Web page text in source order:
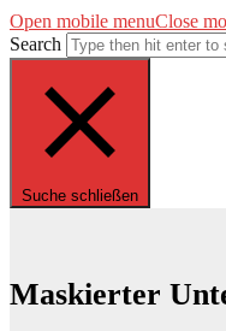
Open mobile menuClose
Search
Suche schließen
Maskierter